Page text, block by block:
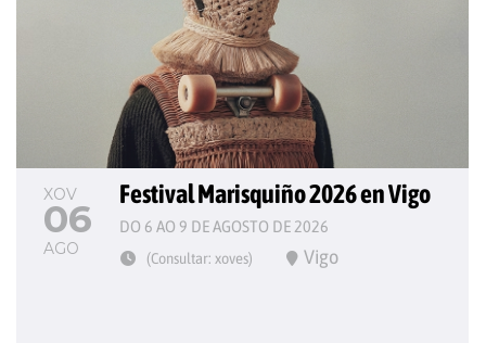
XOV
06
AGO
Festival Marisquiño 2026 en Vigo
DO 6 AO 9 DE AGOSTO DE 2026
(Consultar: xoves) Vigo